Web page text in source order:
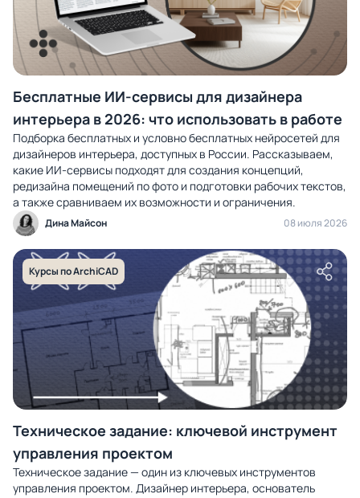
Бесплатные ИИ-сервисы для дизайнера
интерьера в 2026: что использовать в работе
Подборка бесплатных и условно бесплатных нейросетей для
дизайнеров интерьера, доступных в России. Рассказываем,
какие ИИ-сервисы подходят для создания концепций,
редизайна помещений по фото и подготовки рабочих текстов,
а также сравниваем их возможности и ограничения.
Дина Майсон 08 июля 2026
Курсы по ArchiCAD
Техническое задание: ключевой инструмент
управления проектом
Техническое задание — один из ключевых инструментов
управления проектом. Дизайнер интерьера, основатель